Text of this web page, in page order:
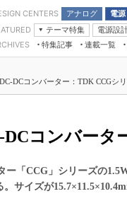
CENTERS アナログ
電源
受動部品
テーマ特集
電源設
モーター入門マイ
特集記事
連載一覧
サ懐古録
めるDC/DCコン
ー活用講座
電子ブックレット
DCコンバーター：TDK CCGシリ
コンバータ
「CCG」シリーズの
サイズが